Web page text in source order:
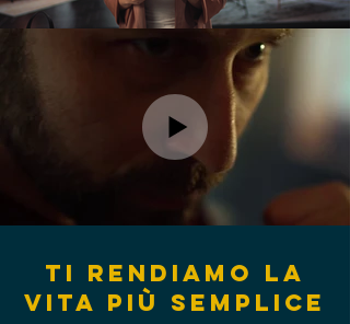
TI RENDIAMO LA
VITA PIù SEMPLICE